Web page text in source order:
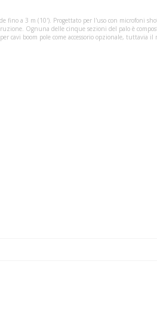
a 3 m (10'). Progettato per l'uso con microfoni
Ognuna delle cinque sezioni del palo è
boom pole come accessorio opzionale,